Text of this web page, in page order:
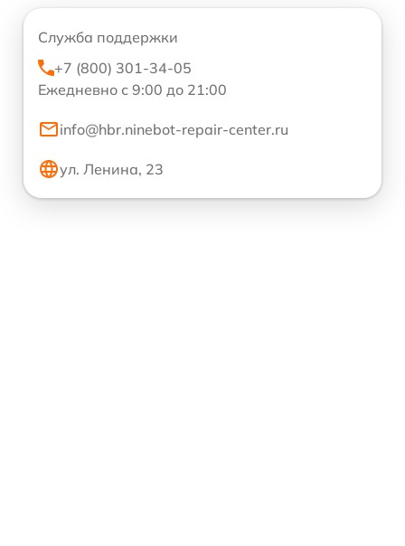
Служба поддержки
+7 (800) 301-34-05
Ежедневно с 9:00 до 21:00
info@hbr.ninebot-repair-center.ru
ул. Ленина, 23